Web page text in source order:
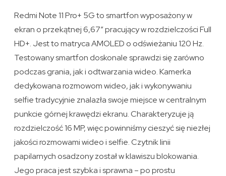
Redmi Note 11 Pro+ 5G to smartfon wyposażony w
ekran o przekątnej 6,67″ pracujący w rozdzielczości Full
HD+. Jest to matryca AMOLED o odświeżaniu 120 Hz.
Testowany smartfon doskonale sprawdzi się zarówno
podczas grania, jak i odtwarzania wideo. Kamerka
dedykowana rozmowom wideo, jak i wykonywaniu
selfie tradycyjnie znalazła swoje miejsce w centralnym
punkcie górnej krawędzi ekranu. Charakteryzuje ją
rozdzielczość 16 MP, więc powinniśmy cieszyć się niezłej
jakości rozmowami wideo i selfie. Czytnik linii
papilarnych osadzony został w klawiszu blokowania.
Jego praca jest szybka i sprawna – po prostu